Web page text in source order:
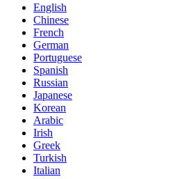
English
Chinese
French
German
Portuguese
Spanish
Russian
Japanese
Korean
Arabic
Irish
Greek
Turkish
Italian